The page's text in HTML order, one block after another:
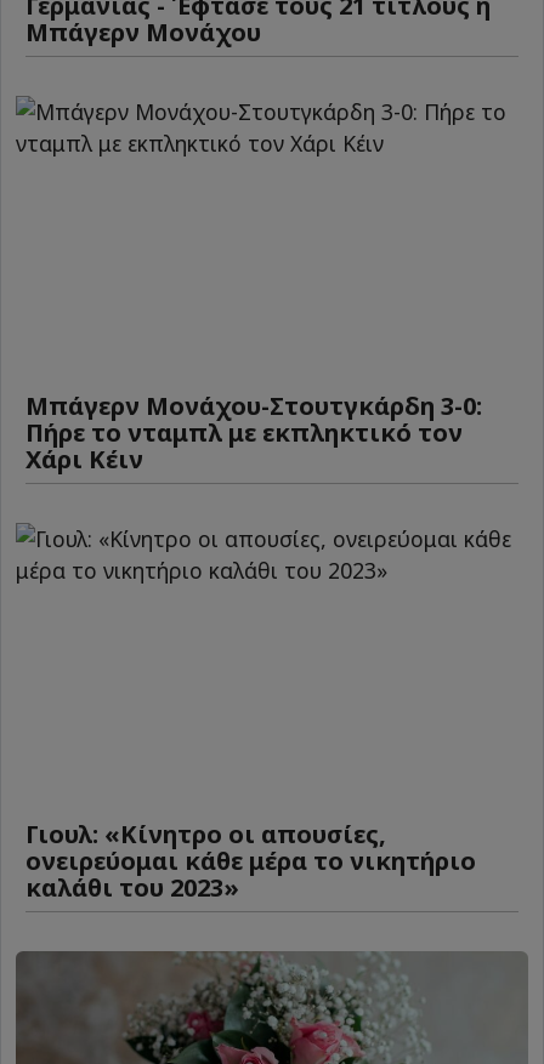
Μπάγερν Μονάχου
Μπάγερν Μονάχου-Στουτγκάρδη 3-0:
Πήρε το νταμπλ με εκπληκτικό τον
Χάρι Κέιν
Γιουλ: «Κίνητρο οι απουσίες,
ονειρεύομαι κάθε μέρα το νικητήριο
καλάθι του 2023»